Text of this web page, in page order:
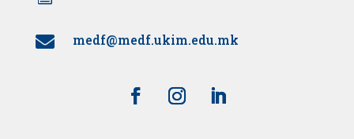
 medf@medf.ukim.edu.mk